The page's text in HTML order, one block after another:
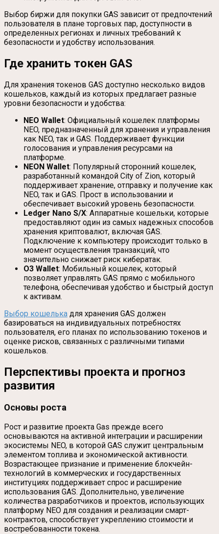
Выбор биржи для покупки GAS зависит от предпочтений
пользователя в плане торговых пар, доступности в
определенных регионах и личных требований к
безопасности и удобству использования.
Где хранить токен GAS
Для хранения токенов GAS доступно несколько видов
кошельков, каждый из которых предлагает разные
уровни безопасности и удобства:
NEO Wallet: Официальный кошелек платформы
NEO, предназначенный для хранения и управления
как NEO, так и GAS. Поддерживает функции
голосования и управления ресурсами на
платформе.
NEON Wallet: Популярный сторонний кошелек,
разработанный командой City of Zion, который
поддерживает хранение, отправку и получение как
NEO, так и GAS. Прост в использовании и
обеспечивает высокий уровень безопасности.
Ledger Nano S/X: Аппаратные кошельки, которые
предоставляют один из самых надежных способов
хранения криптовалют, включая GAS.
Подключение к компьютеру происходит только в
момент осуществления транзакций, что
значительно снижает риск кибератак.
O3 Wallet: Мобильный кошелек, который
позволяет управлять GAS прямо с мобильного
телефона, обеспечивая удобство и быстрый доступ
к активам.
Выбор кошелька для хранения GAS должен
базироваться на индивидуальных потребностях
пользователя, его планах по использованию токенов и
оценке рисков, связанных с различными типами
кошельков.
Перспективы проекта и прогноз
развития
Основы роста
Рост и развитие проекта Gas прежде всего
основываются на активной интеграции и расширении
экосистемы NEO, в которой GAS служит центральным
элементом топлива и экономической активности.
Возрастающее признание и применение блокчейн-
технологий в коммерческих и государственных
институциях поддерживает спрос и расширение
использования GAS. Дополнительно, увеличение
количества разработчиков и проектов, использующих
платформу NEO для создания и реализации смарт-
контрактов, способствует укреплению стоимости и
востребованности токена.